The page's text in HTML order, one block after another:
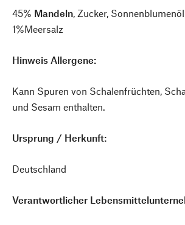
45% Mandeln, Zucker,
1%Meersalz
Hinweis Allergene:
Kann Spuren von Schalenfrüchten,
und Sesam enthalten.
Ursprung / Herkunft:
Deutschland
Verantwortlicher